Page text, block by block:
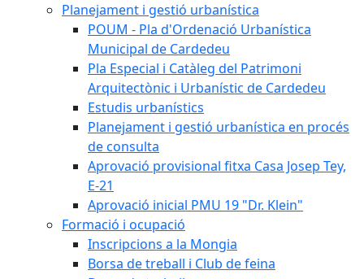
Planejament i gestió urbanística
POUM - Pla d'Ordenació Urbanística
Municipal de Cardedeu
Pla Especial i Catàleg del Patrimoni
Arquitectònic i Urbanístic de Cardedeu
Estudis urbanístics
Planejament i gestió urbanística en procés
de consulta
Aprovació provisional fitxa Casa Josep Tey,
E-21
Aprovació inicial PMU 19 "Dr. Klein"
Formació i ocupació
Inscripcions a la Mongia
Borsa de treball i Club de feina